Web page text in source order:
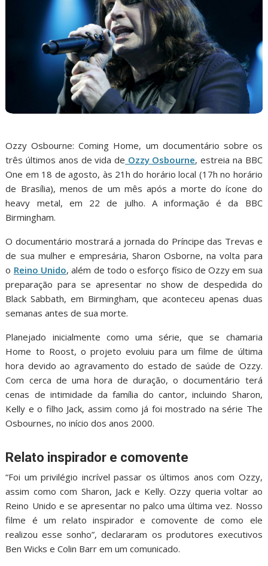
Ozzy Osbourne: Coming Home, um documentário sobre os
três últimos anos de vida de Ozzy Osbourne, estreia na BBC
One em 18 de agosto, às 21h do horário local (17h no horário
de Brasília), menos de um mês após a morte do ícone do
heavy metal, em 22 de julho. A informação é da BBC
Birmingham.
O documentário mostrará a jornada do Príncipe das Trevas e
de sua mulher e empresária, Sharon Osborne, na volta para
o Reino Unido, além de todo o esforço físico de Ozzy em sua
preparação para se apresentar no show de despedida do
Black Sabbath, em Birmingham, que aconteceu apenas duas
semanas antes de sua morte.
Planejado inicialmente como uma série, que se chamaria
Home to Roost, o projeto evoluiu para um filme de última
hora devido ao agravamento do estado de saúde de Ozzy.
Com cerca de uma hora de duração, o documentário terá
cenas de intimidade da família do cantor, incluindo Sharon,
Kelly e o filho Jack, assim como já foi mostrado na série The
Osbournes, no início dos anos 2000.
Relato inspirador e comovente
“Foi um privilégio incrível passar os últimos anos com Ozzy,
assim como com Sharon, Jack e Kelly. Ozzy queria voltar ao
Reino Unido e se apresentar no palco uma última vez. Nosso
filme é um relato inspirador e comovente de como ele
realizou esse sonho”, declararam os produtores executivos
Ben Wicks e Colin Barr em um comunicado.